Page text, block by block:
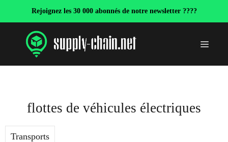
Rejoignez les 30 000 abonnés de notre newsletter ????
Menu
flottes de véhicules électriques
Transports